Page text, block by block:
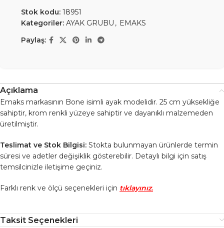
Stok kodu: 18951
Kategoriler: AYAK GRUBU , EMAKS
Paylaş:
Açıklama
Emaks markasının Bone isimli ayak modelidir. 25 cm yüksekliğe
sahiptir, krom renkli yüzeye sahiptir ve dayanıklı malzemeden
üretilmiştir.
Teslimat ve Stok Bilgisi: Stokta bulunmayan ürünlerde termin
süresi ve adetler değişiklik gösterebilir. Detaylı bilgi için satış
temsilcinizle iletişime geçiniz.
Farklı renk ve ölçü seçenekleri için tıklayınız.
Taksit Seçenekleri